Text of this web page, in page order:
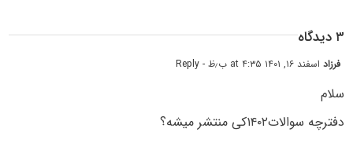
۳ دیدگاه
فرزاداسفند ۱۶, ۱۴۰۱ at ۴:۳۵ ب٫ظ - Reply
سلام
دفترچه سوالات۱۴۰۲کی منتشر میشه؟